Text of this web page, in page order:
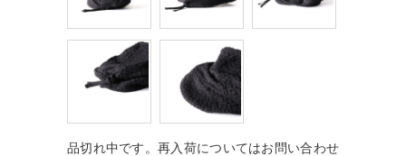
品切れ中です。再入荷についてはお問い合わせ